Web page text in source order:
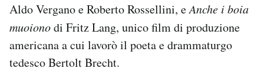
Aldo Vergano e Roberto Rossellini, eAnche i boia
muoionodi Fritz Lang, unico film di produzione
americana a cui lavorò il poeta e drammaturgo
tedesco Bertolt Brecht.